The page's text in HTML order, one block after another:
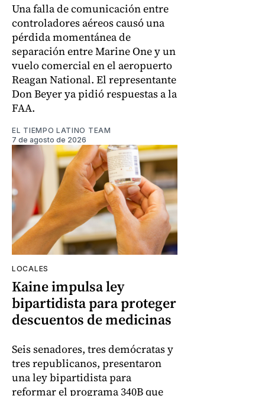
Una falla de comunicación entre
controladores aéreos causó una
pérdida momentánea de
separación entre Marine One y un
vuelo comercial en el aeropuerto
Reagan National. El representante
Don Beyer ya pidió respuestas a la
FAA.
EL TIEMPO LATINO TEAM
7 de agosto de 2026
LOCALES
Kaine impulsa ley
bipartidista para proteger
descuentos de medicinas
Seis senadores, tres demócratas y
tres republicanos, presentaron
una ley bipartidista para
reformar el programa 340B que